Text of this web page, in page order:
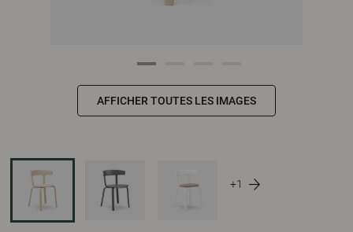
AFFICHER TOUTES LES IMAGES
+1